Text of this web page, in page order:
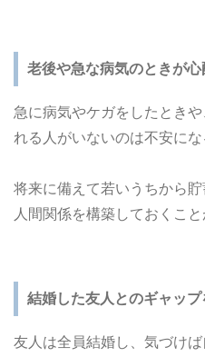
老後や急な病気のときが心
急に病気やケガをしたとき
れる人がいないのは不安にな
将来に備えて若いうちから
人間関係を構築しておくこ
結婚した友人とのギャップ
友人は全員結婚し、気づけ